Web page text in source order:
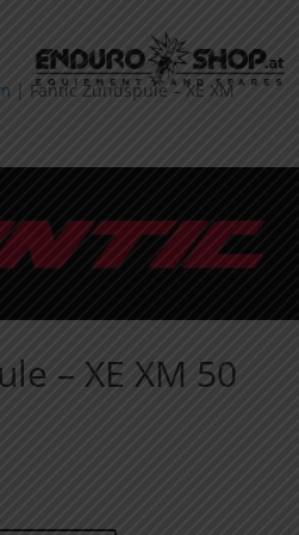
Fantic Zündspule – XE XM
– XE XM 50